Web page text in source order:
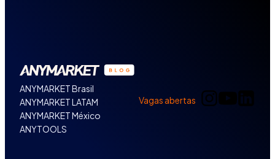
ANYMARKET Brasil
ANYMARKET LATAM
ANYMARKET México
ANYTOOLS
Vagas abertas